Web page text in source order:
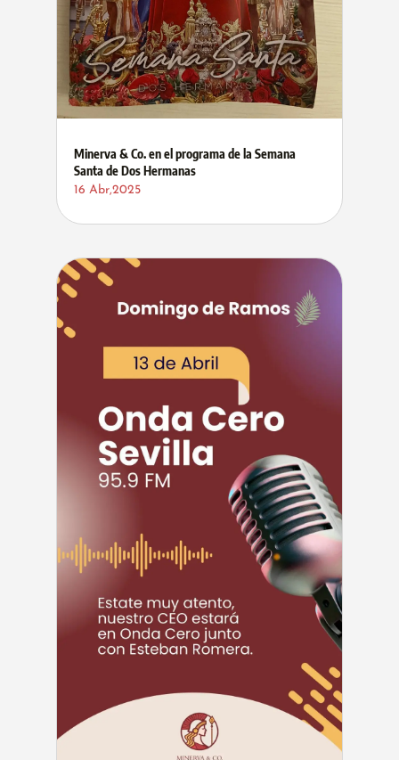
Minerva & Co. en el programa de la Semana
Santa de Dos Hermanas
16 Abr,2025